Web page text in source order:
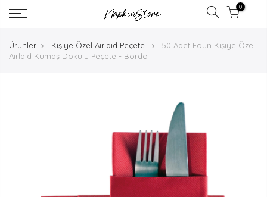
0
Ürünler Kişiye Özel Airlaid Peçete
50 Adet Foun Kişiye Özel
Airlaid Kumaş Dokulu Peçete - Bordo